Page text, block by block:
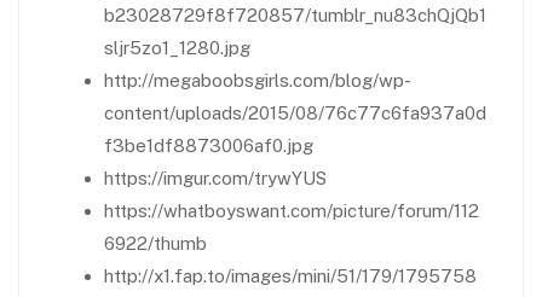
b23028729f8f720857/tumblr_nu83chQjQb1
sljr5zo1_1280.jpg
http://megaboobsgirls.com/blog/wp-
content/uploads/2015/08/76c77c6fa937a0d
f3be1df8873006af0.jpg
https://imgur.com/trywYUS
https://whatboyswant.com/picture/forum/112
6922/thumb
http://x1.fap.to/images/mini/51/179/1795758